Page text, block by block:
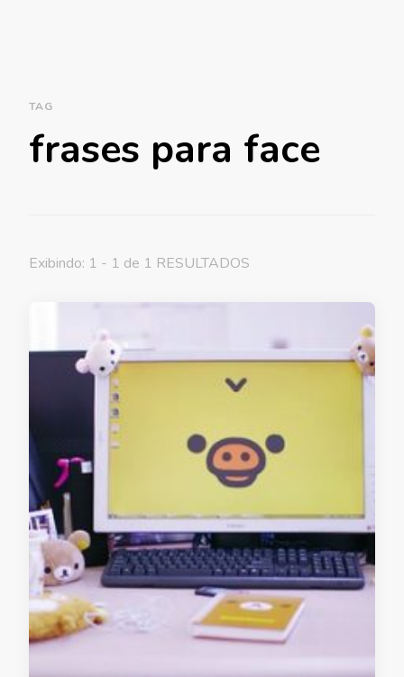
TAG
frases para face
Exibindo: 1 - 1 de 1 RESULTADOS